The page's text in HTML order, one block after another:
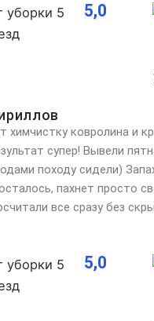
5,0
химчистку ковролина и
супер! Вывели
походу сидели)
пахнет просто
все сразу без
5,0